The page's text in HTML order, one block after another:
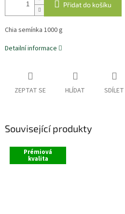
Přidat do košíku
Chia semínka 1000 g
Detailní informace
ZEPTAT SE HLÍDAT SDÍLET
Související produkty
Prémiová
kvalita